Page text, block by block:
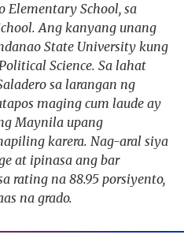
Elementary School, sa
Ang kanyang unang
State University kung
Science. Sa lahat
sa larangan ng
maging cum laude ay
Maynila upang
karera. Nag-aral siya
at ipinasa ang bar
rating na 88.95 porsiyento,
na grado.